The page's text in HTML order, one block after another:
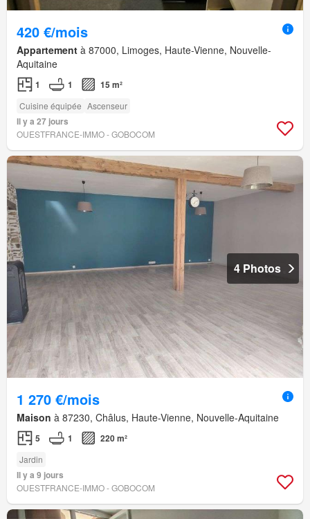
420 €/mois
Appartement à 87000, Limoges, Haute-Vienne, Nouvelle-
Aquitaine
1 1 15 m²
Cuisine équipée Ascenseur
Il y a 27 jours
OUESTFRANCE-IMMO - GOBOCOM
4 Photos
1 270 €/mois
Maison à 87230, Châlus, Haute-Vienne, Nouvelle-Aquitaine
5 1 220 m²
Jardin
Il y a 9 jours
OUESTFRANCE-IMMO - GOBOCOM